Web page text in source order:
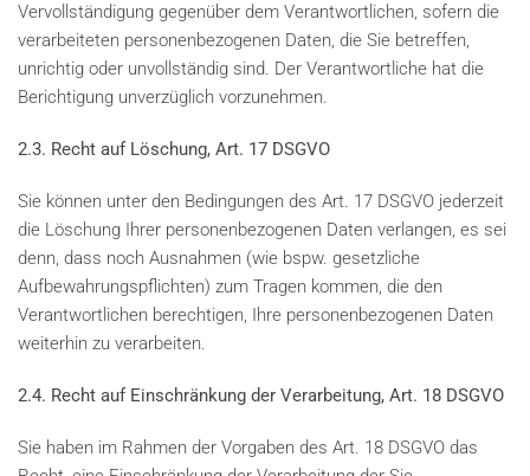
Vervollständigung gegenüber dem Verantwortlichen, sofern die
verarbeiteten personenbezogenen Daten, die Sie betreffen,
unrichtig oder unvollständig sind. Der Verantwortliche hat die
Berichtigung unverzüglich vorzunehmen.
2.3. Recht auf Löschung, Art. 17 DSGVO
Sie können unter den Bedingungen des Art. 17 DSGVO jederzeit
die Löschung Ihrer personenbezogenen Daten verlangen, es sei
denn, dass noch Ausnahmen (wie bspw. gesetzliche
Aufbewahrungspflichten) zum Tragen kommen, die den
Verantwortlichen berechtigen, Ihre personenbezogenen Daten
weiterhin zu verarbeiten.
2.4. Recht auf Einschränkung der Verarbeitung, Art. 18 DSGVO
Sie haben im Rahmen der Vorgaben des Art. 18 DSGVO das